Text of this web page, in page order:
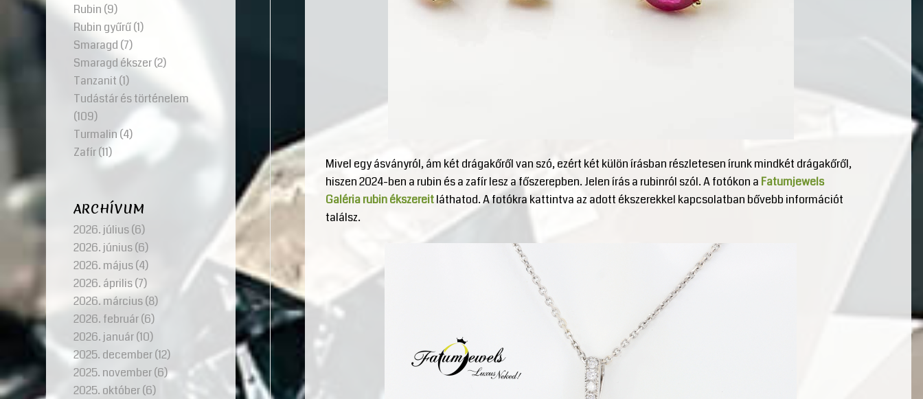
Mivel egy ásványról, ám két drágakőről van szó, ezért két külön írásban részletesen írunk mindkét drágakőről,
hiszen 2024-ben a rubin és a zafír lesz a főszerepben. Jelen írás a rubinról szól. A fotókon a Fatumjewels
Galéria rubin ékszereitláthatod. A fotókra kattintva az adott ékszerekkel kapcsolatban bővebb információt
találsz.
Rubin (9)
Rubin gyűrű(1)
Smaragd (7)
Smaragd ékszer(2)
Tanzanit (1)
Tudástár és történelem
(109)
Turmalin (4)
Zafír(11)
ARCHÍVUM
2026. július(6)
2026. június(6)
2026. május(4)
2026. április(7)
2026. március(8)
2026. február(6)
2026. január(10)
2025. december(12)
2025. november(6)
2025. október(6)